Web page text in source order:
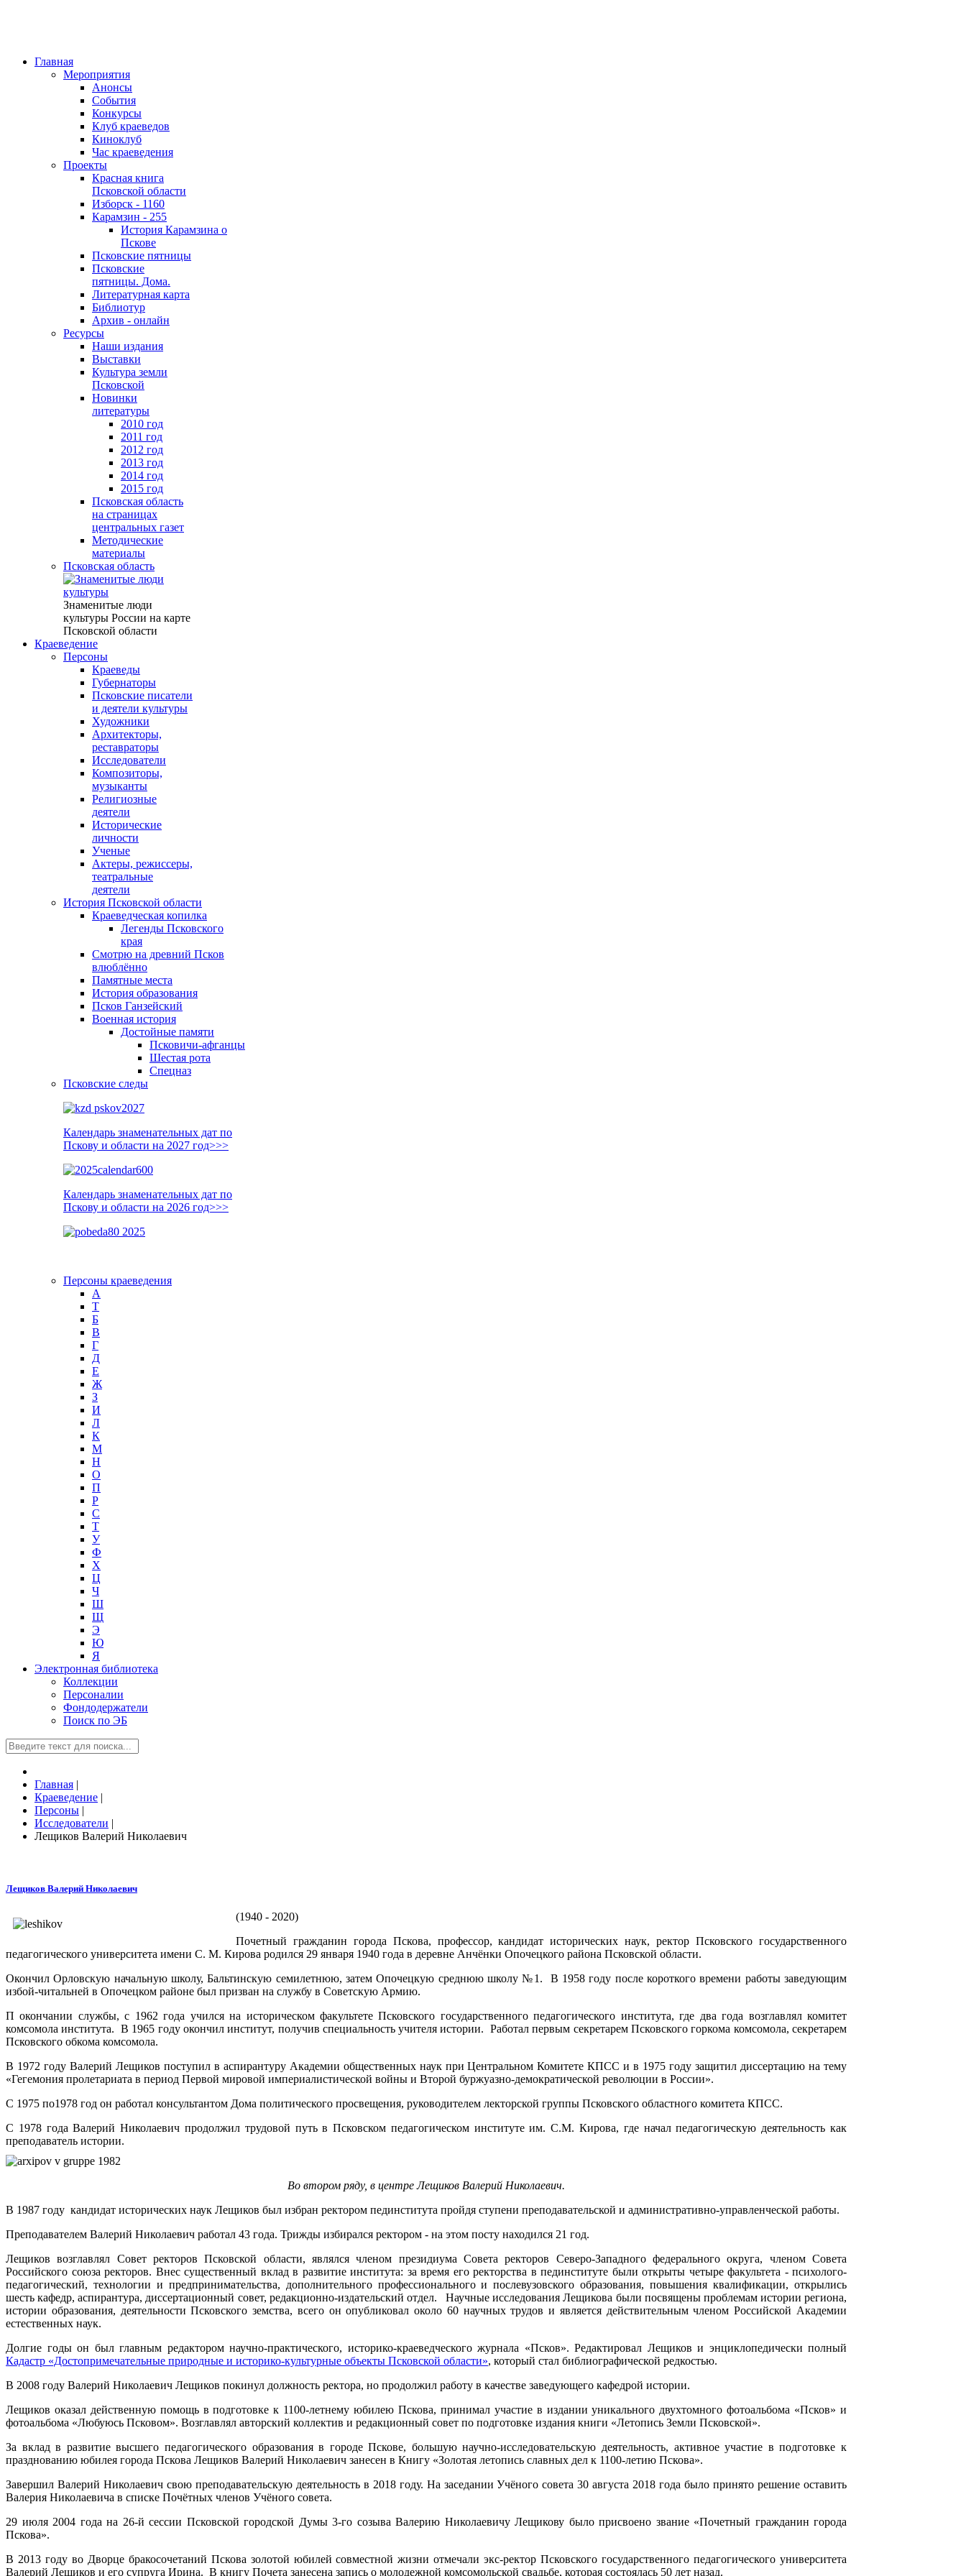
Главная
Мероприятия
Анонсы
События
Конкурсы
Клуб краеведов
Киноклуб
Час краеведения
Проекты
Красная книга
Псковской области
Изборск - 1160
Карамзин - 255
История Карамзина о
Пскове
Псковские пятницы
Псковские
пятницы. Дома.
Литературная карта
Библиотур
Архив - онлайн
Ресурсы
Наши издания
Выставки
Культура земли
Псковской
Новинки
литературы
2010 год
2011 год
2012 год
2013 год
2014 год
2015 год
Псковская область
на страницах
центральных газет
Методические
материалы
Псковская область
Знаменитые люди
культуры России на карте
Псковской области
Краеведение
Персоны
Краеведы
Губернаторы
Псковские писатели
и деятели культуры
Художники
Архитекторы,
реставраторы
Исследователи
Композиторы,
музыканты
Религиозные
деятели
Исторические
личности
Ученые
Актеры, режиссеры,
театральные
деятели
История Псковской области
Краеведческая копилка
Легенды Псковского
края
Смотрю на древний Псков
влюблённо
Памятные места
История образования
Псков Ганзейский
Военная история
Достойные памяти
Псковичи-афганцы
Шестая рота
Спецназ
Псковские следы
Календарь знаменательных дат по
Пскову и области на 2027 год>>>
Календарь знаменательных дат по
Пскову и области на 2026 год>>>
Персоны краеведения
А
T
Б
В
Г
Д
Е
Ж
З
И
Л
К
М
Н
О
П
Р
С
Т
У
Ф
Х
Ц
Ч
Ш
Щ
Э
Ю
Я
Электронная библиотека
Коллекции
Персоналии
Фондодержатели
Поиск по ЭБ
Главная |
Краеведение |
Персоны |
Исследователи |
Лещиков Валерий Николаевич
Лещиков Валерий Николаевич
(1940 - 2020)
Почетный гражданин города Пскова, профессор, кандидат исторических наук, ректор Псковского государственного
педагогического университета имени С. М. Кирова родился 29 января 1940 года в деревне Анчёнки Опочецкого района Псковской области.
Окончил Орловскую начальную школу, Бальтинскую семилетнюю, затем Опочецкую среднюю школу №1. В 1958 году после короткого времени работы заведующим
избой-читальней в Опочецком районе был призван на службу в Советскую Армию.
П окончании службы, с 1962 года учился на историческом факультете Псковского государственного педагогического института, где два года возглавлял комитет
комсомола института. В 1965 году окончил институт, получив специальность учителя истории. Работал первым секретарем Псковского горкома комсомола, секретарем
Псковского обкома комсомола.
В 1972 году Валерий Лещиков поступил в аспирантуру Академии общественных наук при Центральном Комитете КПСС и в 1975 году защитил диссертацию на тему
«Гегемония пролетариата в период Первой мировой империалистической войны и Второй буржуазно-демократической революции в России».
С 1975 по1978 год он работал консультантом Дома политического просвещения, руководителем лекторской группы Псковского областного комитета КПСС.
С 1978 года Валерий Николаевич продолжил трудовой путь в Псковском педагогическом институте им. С.М. Кирова, где начал педагогическую деятельность как
преподаватель истории.
Во втором ряду, в центре Лещиков Валерий Николаевич.
В 1987 году кандидат исторических наук Лещиков был избран ректором пединститута пройдя ступени преподавательской и административно-управленческой работы.
Преподавателем Валерий Николаевич работал 43 года. Трижды избирался ректором - на этом посту находился 21 год.
Лещиков возглавлял Совет ректоров Псковской области, являлся членом президиума Совета ректоров Северо-Западного федерального округа, членом Совета
Российского союза ректоров. Внес существенный вклад в развитие института: за время его ректорства в пединституте были открыты четыре факультета - психолого-
педагогический, технологии и предпринимательства, дополнительного профессионального и послевузовского образования, повышения квалификации, открылись
шесть кафедр, аспирантура, диссертационный совет, редакционно-издательский отдел. Научные исследования Лещикова были посвящены проблемам истории региона,
истории образования, деятельности Псковского земства, всего он опубликовал около 60 научных трудов и является действительным членом Российской Академии
естественных наук.
Долгие годы он был главным редактором научно-практического, историко-краеведческого журнала «Псков». Редактировал Лещиков и энциклопедически полный
Кадастр «Достопримечательные природные и историко-культурные объекты Псковской области», который стал библиографической редкостью.
В 2008 году Валерий Николаевич Лещиков покинул должность ректора, но продолжил работу в качестве заведующего кафедрой истории.
Лещиков оказал действенную помощь в подготовке к 1100-летнему юбилею Пскова, принимал участие в издании уникального двухтомного фотоальбома «Псков» и
фотоальбома «Любуюсь Псковом». Возглавлял авторский коллектив и редакционный совет по подготовке издания книги «Летопись Земли Псковской».
За вклад в развитие высшего педагогического образования в городе Пскове, большую научно-исследовательскую деятельность, активное участие в подготовке к
празднованию юбилея города Пскова Лещиков Валерий Николаевич занесен в Книгу «Золотая летопись славных дел к 1100-летию Пскова».
Завершил Валерий Николаевич свою преподавательскую деятельность в 2018 году. На заседании Учёного совета 30 августа 2018 года было принято решение оставить
Валерия Николаевича в списке Почётных членов Учёного совета.
29 июля 2004 года на 26-й сессии Псковской городской Думы 3-го созыва Валерию Николаевичу Лещикову было присвоено звание «Почетный гражданин города
Пскова».
В 2013 году во Дворце бракосочетаний Пскова золотой юбилей совместной жизни отмечали экс-ректор Псковского государственного педагогического университета
Валерий Лещиков и его супруга Ирина. В книгу Почета занесена запись о молодежной комсомольской свадьбе, которая состоялась 50 лет назад.